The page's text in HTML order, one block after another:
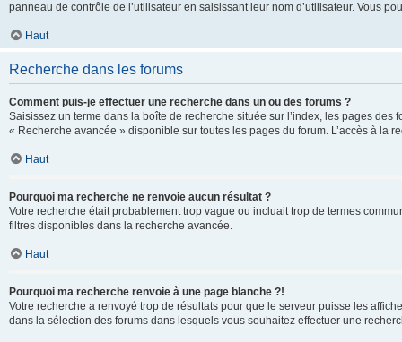
panneau de contrôle de l’utilisateur en saisissant leur nom d’utilisateur. Vous
Haut
Recherche dans les forums
Comment puis-je effectuer une recherche dans un ou des forums ?
Saisissez un terme dans la boîte de recherche située sur l’index, les pages
« Recherche avancée » disponible sur toutes les pages du forum. L’accès à la
Haut
Pourquoi ma recherche ne renvoie aucun résultat ?
Votre recherche était probablement trop vague ou incluait trop de termes
filtres disponibles dans la recherche avancée.
Haut
Pourquoi ma recherche renvoie à une page blanche ?!
Votre recherche a renvoyé trop de résultats pour que le serveur puisse les
dans la sélection des forums dans lesquels vous souhaitez effectuer une